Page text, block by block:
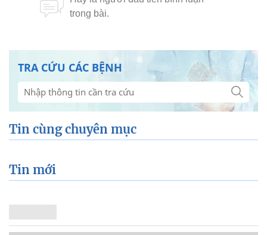
Covid-19 Nam Định Covid-19 Hải Phòng